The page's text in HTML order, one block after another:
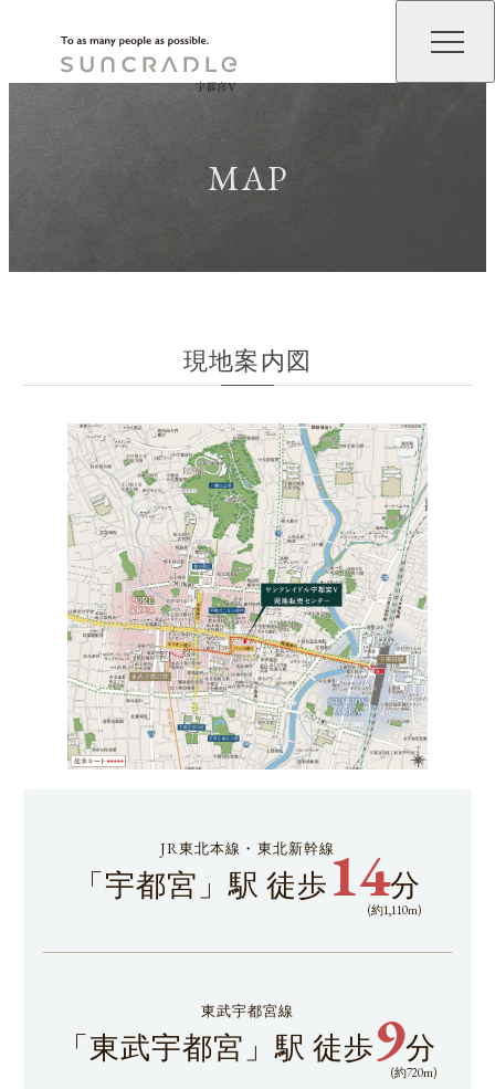
TOP
DESIGN
MODELROOM
PLAN
QUALITY
OUTLINE
MAP
物件エントリ
ー
MAP
現地案内図
JR東北本線・東北新幹線
「宇都宮」駅 徒歩14分
(約1,110m)
東武宇都宮線
「東武宇都宮」駅 徒歩9分
(約720m)